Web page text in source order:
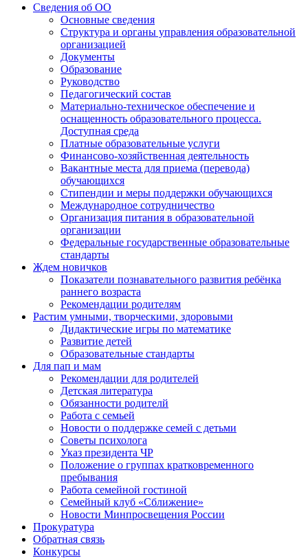
Сведения об ОО
Основные сведения
Структура и органы управления образовательной
организацией
Документы
Образование
Руководство
Педагогический состав
Материально-техническое обеспечение и
оснащенность образовательного процесса.
Доступная среда
Платные образовательные услуги
Финансово-хозяйственная деятельность
Вакантные места для приема (перевода)
обучающихся
Стипендии и меры поддержки обучающихся
Международное сотрудничество
Организация питания в образовательной
организации
Федеральные государственные образовательные
стандарты
Ждем новичков
Показатели познавательного развития ребёнка
раннего возраста
Рекомендации родителям
Растим умными, творческими, здоровыми
Дидактические игры по математике
Развитие детей
Образовательные стандарты
Для пап и мам
Рекомендации для родителей
Детская литература
Обязанности родителй
Работа с семьей
Новости о поддержке семей с детьми
Советы психолога
Указ президента ЧР
Положение о группах кратковременного
пребывания
Работа семейной гостиной
Семейный клуб «Сближение»
Новости Минпросвещения России
Прокуратура
Обратная связь
Конкурсы